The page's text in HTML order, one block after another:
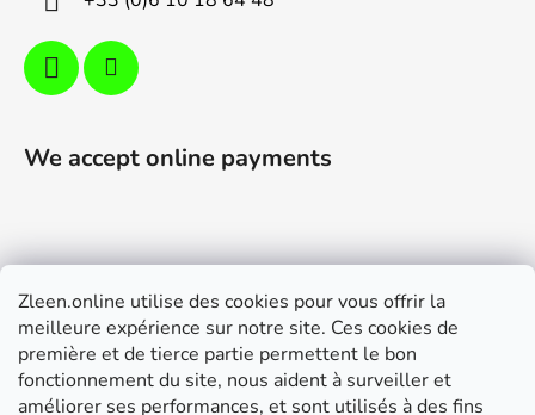
Zleen.online utilise des cookies pour vous offrir la
meilleure expérience sur notre site. Ces cookies de
première et de tierce partie permettent le bon
fonctionnement du site, nous aident à surveiller et
améliorer ses performances, et sont utilisés à des fins
We accept online payments
Support
Modalités de livraison et paiement
Conditions générales de ventes